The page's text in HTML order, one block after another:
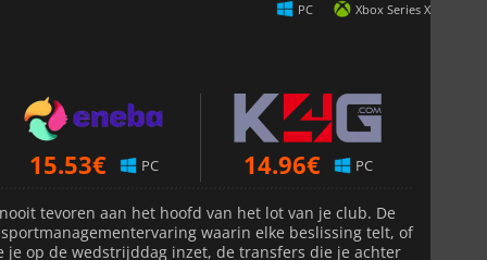
PC Xbox Series X
15.53€ PC 14.96€ PC
tevoren aan het hoofd van het lot van je club. De
waarin elke beslissing telt, of
je op de wedstrijddag inzet, de transfers die je achter